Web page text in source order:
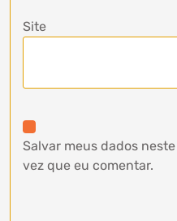
Site
Salvar meus dados
vez que eu comentar.